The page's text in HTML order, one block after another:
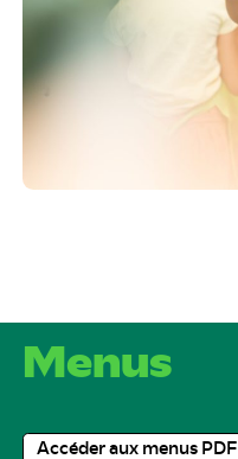
Menus
Accéder aux menus PDF